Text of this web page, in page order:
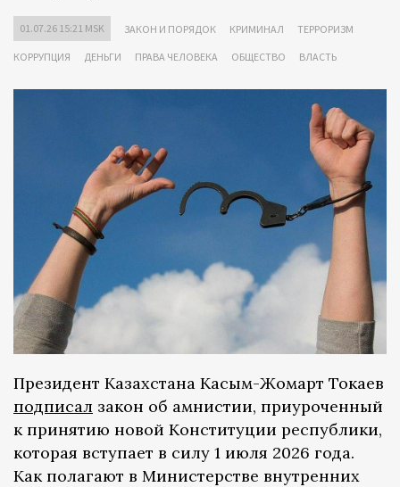
01.07.26 15:21 MSK ЗАКОН И ПОРЯДОК КРИМИНАЛ ТЕРРОРИЗМ
КОРРУПЦИЯ ДЕНЬГИ ПРАВА ЧЕЛОВЕКА ОБЩЕСТВО ВЛАСТЬ
Президент Казахстана Касым-Жомарт Токаев
подписал закон об амнистии, приуроченный
к принятию новой Конституции республики,
которая вступает в силу 1 июля 2026 года.
Как полагают в Министерстве внутренних